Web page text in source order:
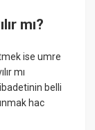
mı?
ise umre
mı
belli
hac